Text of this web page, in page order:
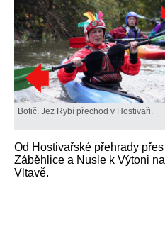
Botič. Jez Rybí přechod v Hostivaři.
Od Hostivařské přehrady přes
Záběhlice a Nusle k Výtoni na
Vltavě.